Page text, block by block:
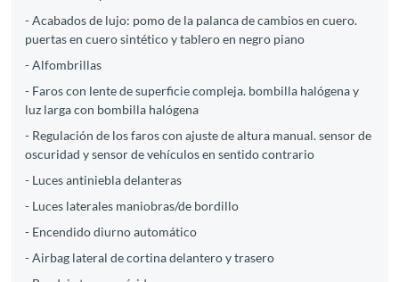
- Acabados de lujo: pomo de la palanca de cambios en cuero.
puertas en cuero sintético y tablero en negro piano
- Alfombrillas
- Faros con lente de superficie compleja. bombilla halógena y
luz larga con bombilla halógena
- Regulación de los faros con ajuste de altura manual. sensor de
oscuridad y sensor de vehículos en sentido contrario
- Luces antiniebla delanteras
- Luces laterales maniobras/de bordillo
- Encendido diurno automático
- Airbag lateral de cortina delantero y trasero